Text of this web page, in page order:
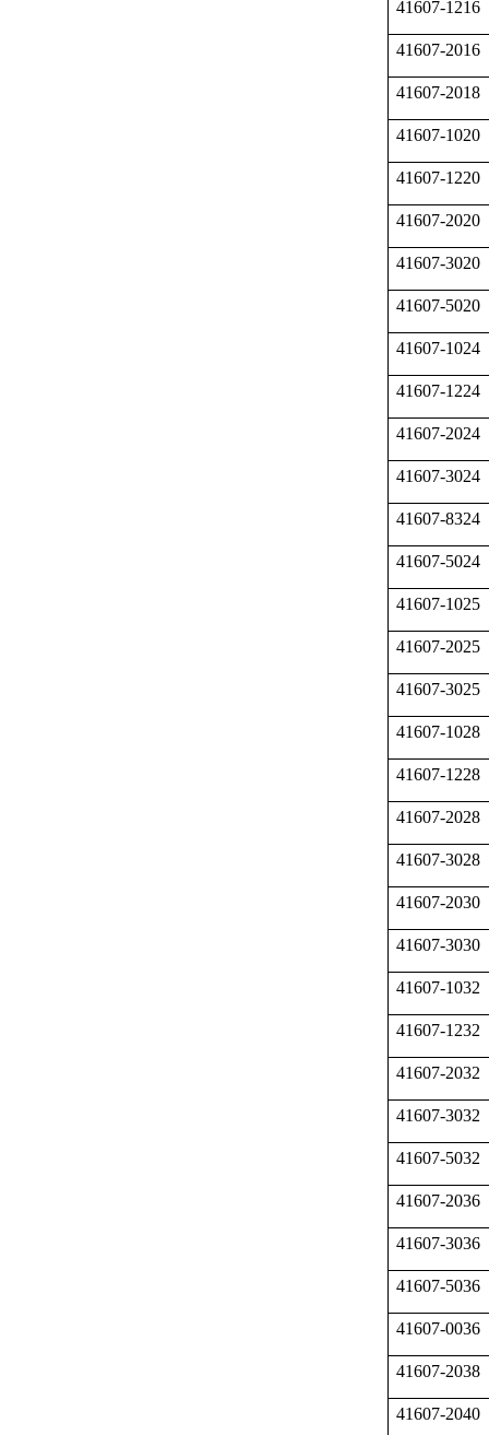
41607-1216
41607-2016
41607-2018
41607-1020
41607-1220
41607-2020
41607-3020
41607-5020
41607-1024
41607-1224
41607-2024
41607-3024
41607-8324
41607-5024
41607-1025
41607-2025
41607-3025
41607-1028
41607-1228
41607-2028
41607-3028
41607-2030
41607-3030
41607-1032
41607-1232
41607-2032
41607-3032
41607-5032
41607-2036
41607-3036
41607-5036
41607-0036
41607-2038
41607-2040